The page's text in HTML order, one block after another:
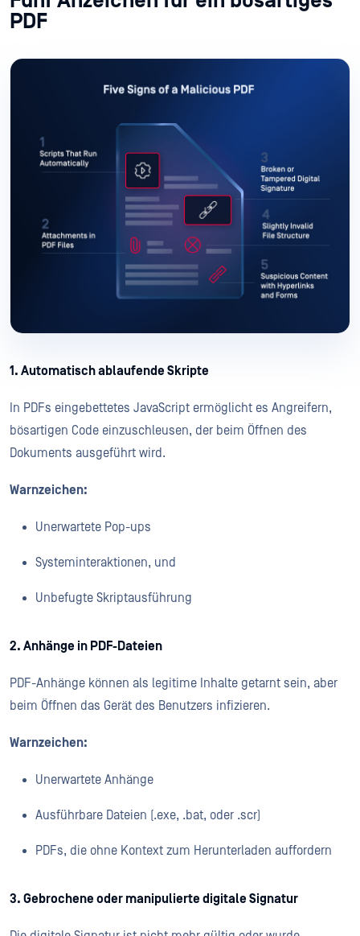
PDF
1. Automatisch ablaufende Skripte
In PDFs eingebettetes JavaScript ermöglicht es Angreifern,
bösartigen Code einzuschleusen, der beim Öffnen des
Dokuments ausgeführt wird.
Warnzeichen:
Unerwartete Pop-ups
Systeminteraktionen, und
Unbefugte Skriptausführung
2. Anhänge in PDF-Dateien
PDF-Anhänge können als legitime Inhalte getarnt sein, aber
beim Öffnen das Gerät des Benutzers infizieren.
Warnzeichen:
Unerwartete Anhänge
Ausführbare Dateien (.exe, .bat, oder .scr)
PDFs, die ohne Kontext zum Herunterladen auffordern
3. Gebrochene oder manipulierte digitale Signatur